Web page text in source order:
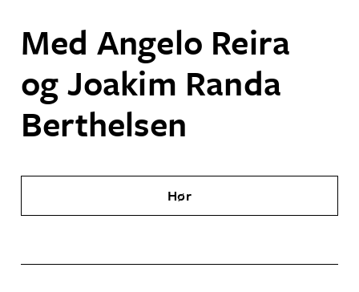
Med Angelo Reira
og Joakim Randa
Berthelsen
Hør